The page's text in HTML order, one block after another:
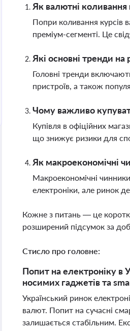
Як валютні коливання
Попри коливання курсів
преміум-сегменті. Це
Які основні тренди на
Головні тренди
пристроїв, а також
Чому важливо
Купівля в офіційних
що знижує ризики для
Як макроекономічні
Макроекономічні
електроніки, але ринок
Кожне з питань — це
розширений підсумок за
Стисло про головне:
Попит на електроніку в
носимих гаджетів та
Український ринок
валют. Попит на сучасні
залишається стабільним.